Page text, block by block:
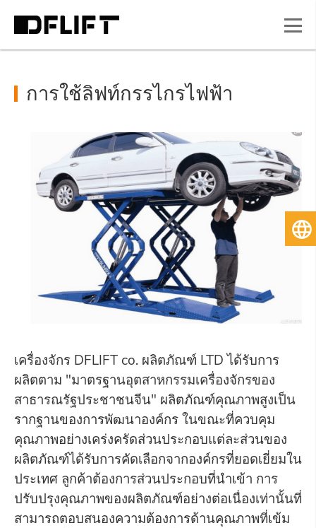
การใช้ลิฟท์กรรไกรไฟฟ้า
เครื่องจักร DFLIFT co. ผลิตภัณฑ์ LTD ได้รับการ
ผลิตตาม "มาตรฐานอุตสาหกรรมเครื่องจักรของ
สาธารณรัฐประชาชนจีน" ผลิตภัณฑ์คุณภาพสูงเป็น
รากฐานของการพัฒนาองค์กร ในขณะที่ควบคุม
คุณภาพอย่างเคร่งครัดส่วนประกอบแต่ละส่วนของ
ผลิตภัณฑ์ได้รับการคัดเลือกจากองค์กรที่ยอดเยี่ยมใน
ประเทศ ลูกค้าต้องการส่วนประกอบที่นำเข้า การ
ปรับปรุงคุณภาพของผลิตภัณฑ์อย่างต่อเนื่องเท่านั้นที่
สามารถตอบสนองความต้องการด้านคุณภาพที่เข้ม
ไ